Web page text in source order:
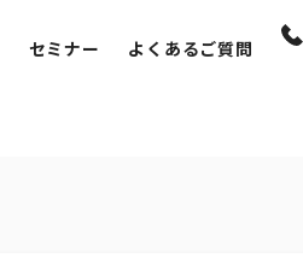
セミナー よくあるご質問